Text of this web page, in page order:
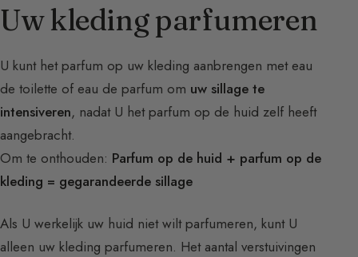
Uw kleding parfumeren
U kunt het parfum op uw kleding aanbrengen met eau
de toilette of eau de parfum om uw sillage te
intensiveren, nadat U het parfum op de huid zelf heeft
aangebracht.
Om te onthouden: Parfum op de huid + parfum op de
kleding = gegarandeerde sillage
Als U werkelijk uw huid niet wilt parfumeren, kunt U
alleen uw kleding parfumeren. Het aantal verstuivingen